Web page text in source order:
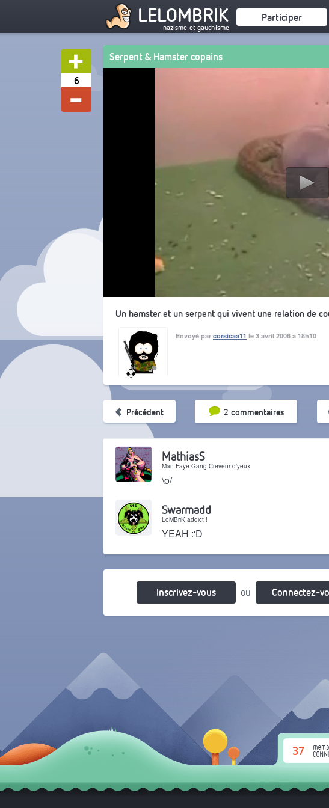
LELOMBRIK
nazisme et gauchisme
Participer
6
Serpent & Hamster copains
Un hamster et un serpent qui vivent une relation de
Envoyé par corsicaa11 le 3 avril 2006 à 18h10
Précédent 2 commentaires
Tri par popularité
MathiasS
Man Faye Gang Creveur d'yeux
\o/
Swarmadd
LoMBriK addict !
YEAH :'D
Inscrivez-vous ou Connectez-
37